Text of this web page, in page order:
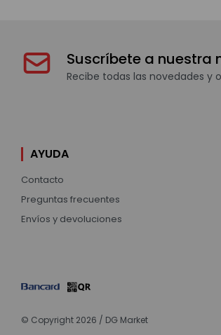
Suscríbete a nuestra
Recibe todas las novedades y
AYUDA
Contacto
Preguntas frecuentes
Envíos y devoluciones
© Copyright 2026 / DG Market